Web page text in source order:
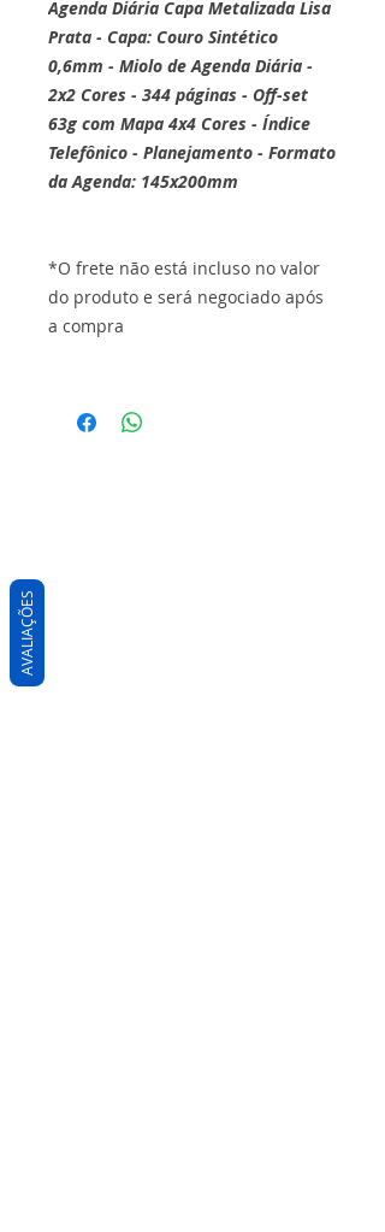
Agenda Diária Capa Metalizada Lisa
Prata - Capa: Couro Sintético
0,6mm - Miolo de Agenda Diária -
2x2 Cores - 344 páginas - Off-set
63g com Mapa 4x4 Cores - Índice
Telefônico - Planejamento - Formato
da Agenda: 145x200mm
*O frete não está incluso no valor
do produto e será negociado após
a compra
AVALIAÇÕES